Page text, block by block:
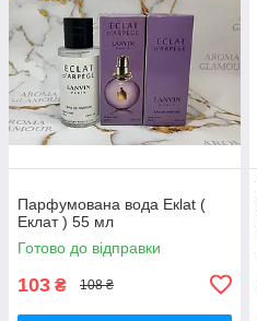
Парфумована вода Eкlat (
Еклат ) 55 мл
Готово до відправки
103 ₴ 108 ₴